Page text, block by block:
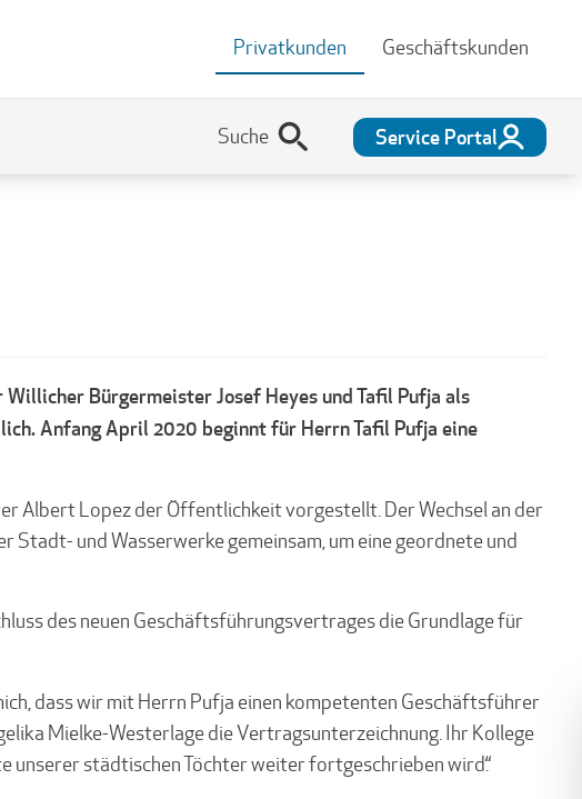
Privatkunden Geschäftskunden
Service Portal
Bürgermeister Josef Heyes und Tafil Pufja als
Anfang April 2020 beginnt für Herrn Tafil Pufja eine
Albert Lopez der Öffentlichkeit vorgestellt. Der Wechsel an der
Stadt- und Wasserwerke gemeinsam, um eine geordnete und
des neuen Geschäftsführungsvertrages die Grundlage für
dass wir mit Herrn Pufja einen kompetenten Geschäftsführer
Mielke-Westerlage die Vertragsunterzeichnung. Ihr Kollege
unserer städtischen Töchter weiter fortgeschrieben wird.“